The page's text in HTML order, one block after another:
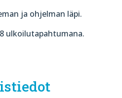
ja ohjelman läpi.
ulkoilutapahtumana.